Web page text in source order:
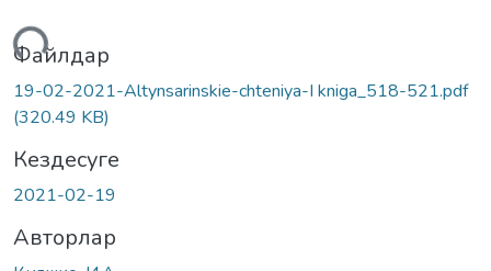
Файлдар
19-02-2021-Altynsarinskie-chteniya-I kniga_518-521.pdf
(320.49 KB)
Кездесуге
2021-02-19
Авторлар